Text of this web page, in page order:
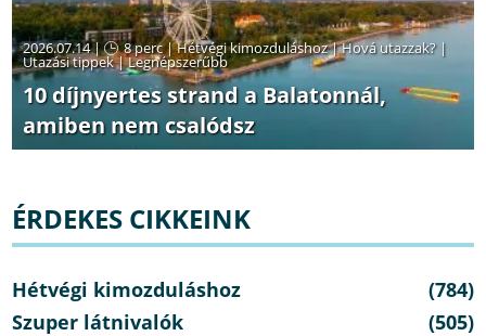
2026.07.14 | 8 perc|Hétvégi kimozduláshoz|Hová utazzak? |
Utazási tippek|Legnépszerűbb
10 díjnyertes strand a Balatonnál,
amiben nem csalódsz
ÉRDEKES CIKKEINK
Hétvégi kimozduláshoz
(784)
Szuper látnivalók
(505)